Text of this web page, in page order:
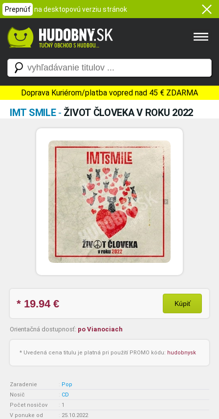
Prepnúť na desktopovú verziu stránok
Doprava Kuriérom/platba vopred nad 45 € ZDARMA
IMT SMILE- ŽIVOT ČLOVEKA V ROKU 2022
* 19.94€ Kúpiť
Orientačná dostupnosť: po Vianociach
* Uvedená cena titulu je platná pri použití PROMO kódu: hudobnysk
Zaradenie : Pop
Nosič
: CD
Počet nosičov
: 1
V ponuke od
: 25.10.2022